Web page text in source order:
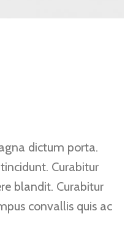
dictum porta.
Curabitur
blandit. Curabitur
convallis quis ac